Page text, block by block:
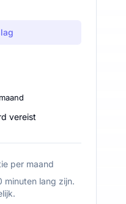
vereist
per maand
minuten lang zijn.